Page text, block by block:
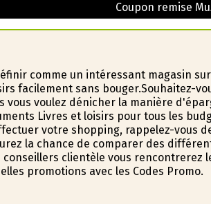
Coupon remise
comme un intéressant magasin
facilement sans bouger.Souhaitez-
vous voulez dénicher la manière
Livres et loisirs pour tous les
votre shopping, rappelez-vous
la chance de comparer des
clientèle vous rencontrerez
promotions avec les Codes Promo.